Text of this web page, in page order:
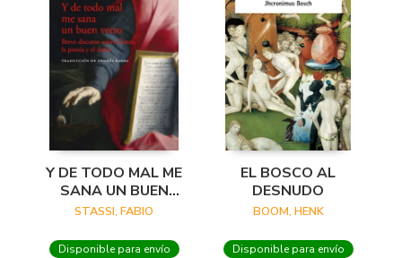
Y DE TODO MAL ME
SANA UN BUEN
VERSO
STASSI, FABIO
Disponible para envío
EL BOSCO AL
DESNUDO
BOOM, HENK
Disponible para envío